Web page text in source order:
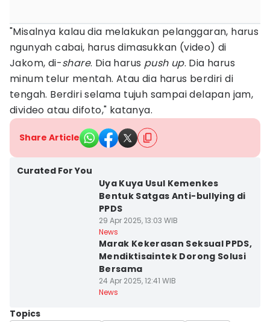
"Misalnya kalau dia melakukan pelanggaran, harus
ngunyah cabai, harus dimasukkan (video) di
Jakom, di-share. Dia harus push up. Dia harus
minum telur mentah. Atau dia harus berdiri di
tengah. Berdiri selama tujuh sampai delapan jam,
divideo atau difoto," katanya.
Share Article
Curated For You
Uya Kuya Usul Kemenkes
Bentuk Satgas Anti-bullying di
PPDS
29 Apr 2025, 13:03 WIB
News
Marak Kekerasan Seksual PPDS,
Mendiktisaintek Dorong Solusi
Bersama
24 Apr 2025, 12:41 WIB
News
Topics